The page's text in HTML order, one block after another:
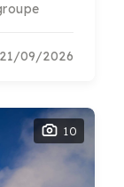
21/09/2026
10